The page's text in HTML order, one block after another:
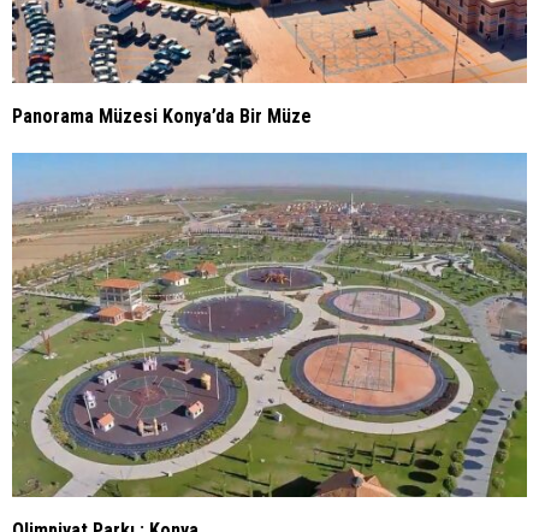
Panorama Müzesi Konya’da Bir Müze